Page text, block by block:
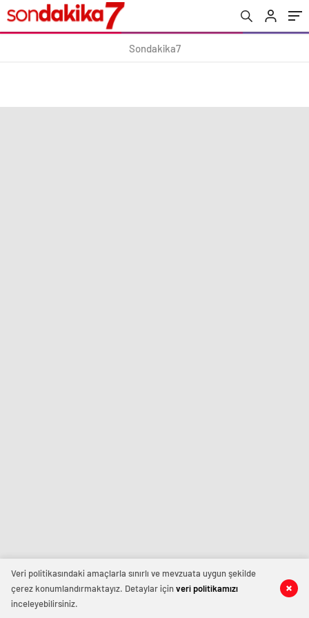
Sondakika7
Veri politikasındaki amaçlarla sınırlı ve mevzuata uygun şekilde
çerez konumlandırmaktayız. Detaylar içinveri politikamızı
inceleyebilirsiniz.